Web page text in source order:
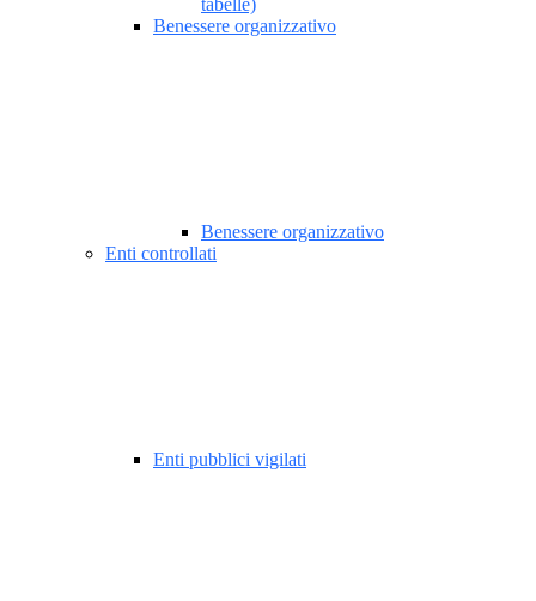
tabelle)
Benessere organizzativo
Benessere organizzativo
Enti controllati
Enti pubblici vigilati